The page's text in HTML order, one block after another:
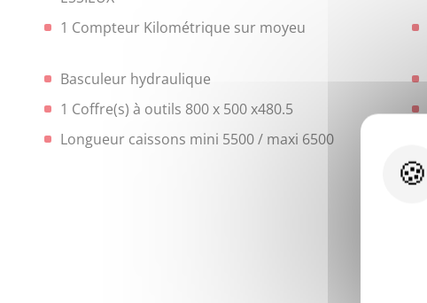
1 Compteur Kilométrique sur moyeu
Basculeur hydraulique
1 Coffre(s) à outils 800 x 500 x480.5
Longueur caissons mini 5500 / maxi 6500